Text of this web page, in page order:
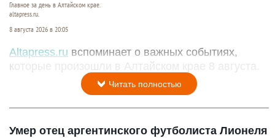
Главное за день в Алтайском крае.
altapress.ru.
8 августа 2026 в 20:05
Altapress.ru вспоминает о важных событиях,
которые произошли в Алтайском крае 8 августа.
Читать полностью
Умер отец аргентинского футболиста Лионеля